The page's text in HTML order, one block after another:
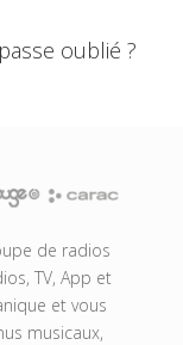
oublié ?
de radios
TV, App et
et vous
musicaux,